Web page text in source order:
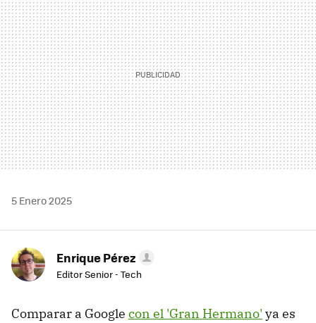
5 Enero 2025
Enrique Pérez
Editor Senior - Tech
Comparar a Google con el 'Gran Hermano' ya es